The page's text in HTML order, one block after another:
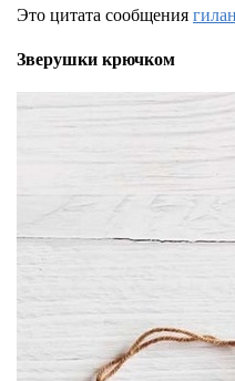
Это цитата сообщения
Зверушки крючком